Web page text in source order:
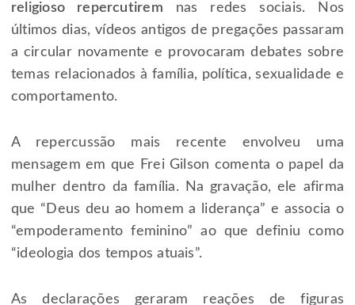
religioso repercutirem nas redes sociais. Nos
últimos dias, vídeos antigos de pregações passaram
a circular novamente e provocaram debates sobre
temas relacionados à família, política, sexualidade e
comportamento.
A repercussão mais recente envolveu uma
mensagem em que Frei Gilson comenta o papel da
mulher dentro da família. Na gravação, ele afirma
que “Deus deu ao homem a liderança” e associa o
“empoderamento feminino” ao que definiu como
“ideologia dos tempos atuais”.
As declarações geraram reações de figuras